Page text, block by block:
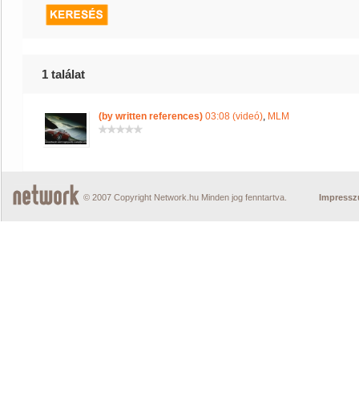
1 találat
(by written references) 03:08 (videó), MLM
© 2007 Copyright Network.hu Minden jog fenntartva.